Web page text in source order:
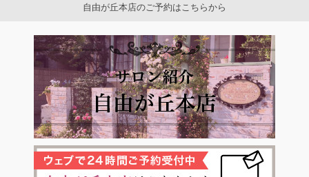
自由が丘本店のご予約はこちらから